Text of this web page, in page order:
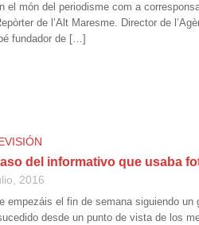
el món del periodisme com a
de l’Alt Maresme. Director de
fundador de […]
del informativo que usaba
2016
empezáis el fin de semana siguiendo
desde un punto de vista de los